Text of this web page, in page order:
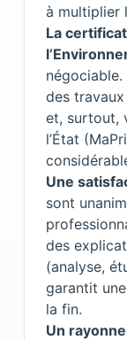
à multiplier
La
des travaux
et, surtout,
l’État
Une
sont
des
(analyse,
garantit
la fin.
Un